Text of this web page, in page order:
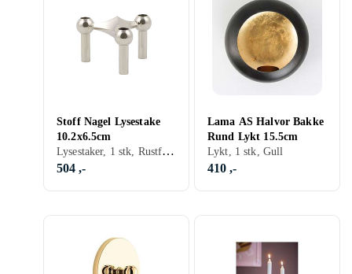
Stoff Nagel Lysestake
10.2x6.5cm
Lysestaker, 1 stk, Rustfritt/krom, Sort, Sølv, Gul, Gull, Kopper, Messing
504 ,-
Lama AS Halvor Bakke
Rund Lykt 15.5cm
Lykt, 1 stk, Gull
410 ,-